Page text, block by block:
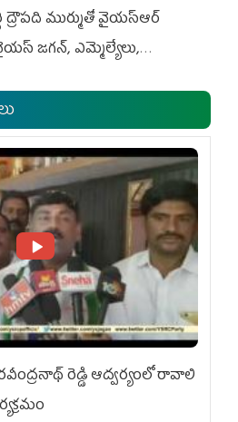
ద్రౌప‌ది ముర్ముతో వైయ‌స్ఆర్
జ‌గ‌న్, ఎమ్మెల్యేలు,
రెడ్డి ఆద్వర్యంలో రావాలి